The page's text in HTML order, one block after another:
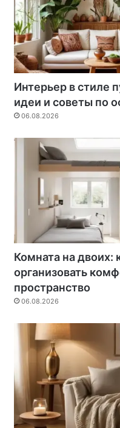
Интерьер в стиле
идеи и советы по
06.08.2026
Комната на двоих:
организовать
пространство
06.08.2026